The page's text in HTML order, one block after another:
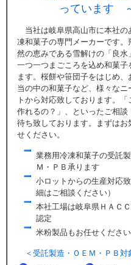
っています
当社は岐阜県高山市に本社の
凍和菓子の専門メーカーです。
然の恵みである雪解けの「良水
一つ一つまごころを込め和菓子
ます。桜餅や笹団子をはじめ、
当の中の和菓子など、様々なニ
トから対応致しております。
作れるの？」、といったご相談
待ち致しております。まずはお
せください。
業務用冷凍和菓子の受託
Ｍ・ＰＢ承ります
小ロットからの生産対応
細はご相談ください）
本社工場は岐阜県ＨＡＣ
認定
米粉製品もお任せください
＜受託製造・ＯＥＭ・ＰＢ対